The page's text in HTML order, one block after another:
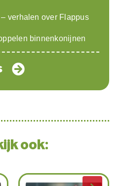
verhalen over Flappus
binnenkonijnen
ook: